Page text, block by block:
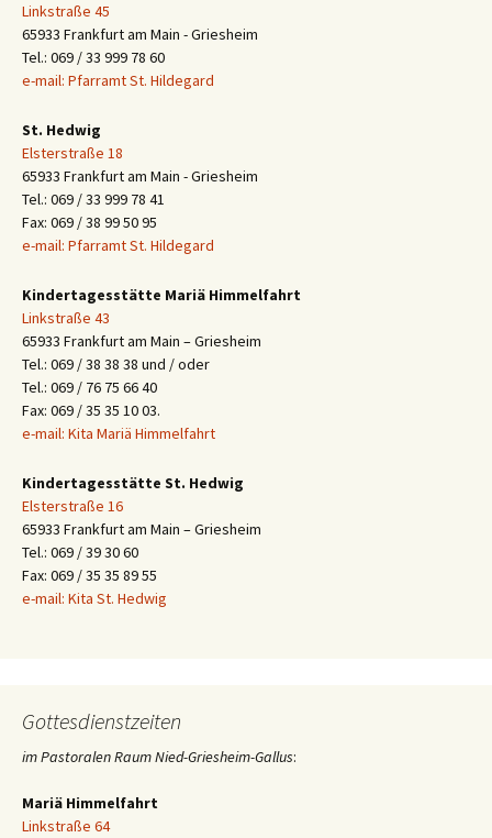
Linkstraße 45
65933 Frankfurt am Main - Griesheim
Tel.: 069 / 33 999 78 60
e-mail: Pfarramt St. Hildegard
St. Hedwig
Elsterstraße 18
65933 Frankfurt am Main - Griesheim
Tel.: 069 / 33 999 78 41
Fax: 069 / 38 99 50 95
e-mail: Pfarramt St. Hildegard
Kindertagesstätte Mariä Himmelfahrt
Linkstraße 43
65933 Frankfurt am Main – Griesheim
Tel.: 069 / 38 38 38 und / oder
Tel.: 069 / 76 75 66 40
Fax: 069 / 35 35 10 03.
e-mail: Kita Mariä Himmelfahrt
Kindertagesstätte St. Hedwig
Elsterstraße 16
65933 Frankfurt am Main – Griesheim
Tel.: 069 / 39 30 60
Fax: 069 / 35 35 89 55
e-mail: Kita St. Hedwig
Gottesdienstzeiten
im Pastoralen Raum Nied-Griesheim-Gallus:
Mariä Himmelfahrt
Linkstraße 64